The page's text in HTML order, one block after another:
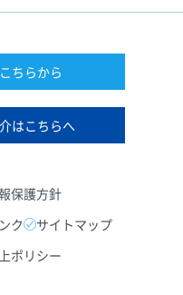
ちらから
はこちらへ
保護方針
ク
サイトマップ
ポリシー